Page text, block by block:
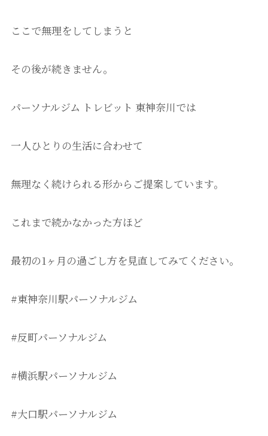
ここで無理をしてしまうと
その後が続きません。
パーソナルジム トレビット 東神奈川では
一人ひとりの生活に合わせて
無理なく続けられる形からご提案しています。
これまで続かなかった方ほど
最初の1ヶ月の過ごし方を見直してみてください。
#東神奈川駅パーソナルジム
#反町パーソナルジム
#横浜駅パーソナルジム
#大口駅パーソナルジム